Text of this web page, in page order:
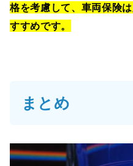
格を考慮して、車両保険
すすめです。
まとめ